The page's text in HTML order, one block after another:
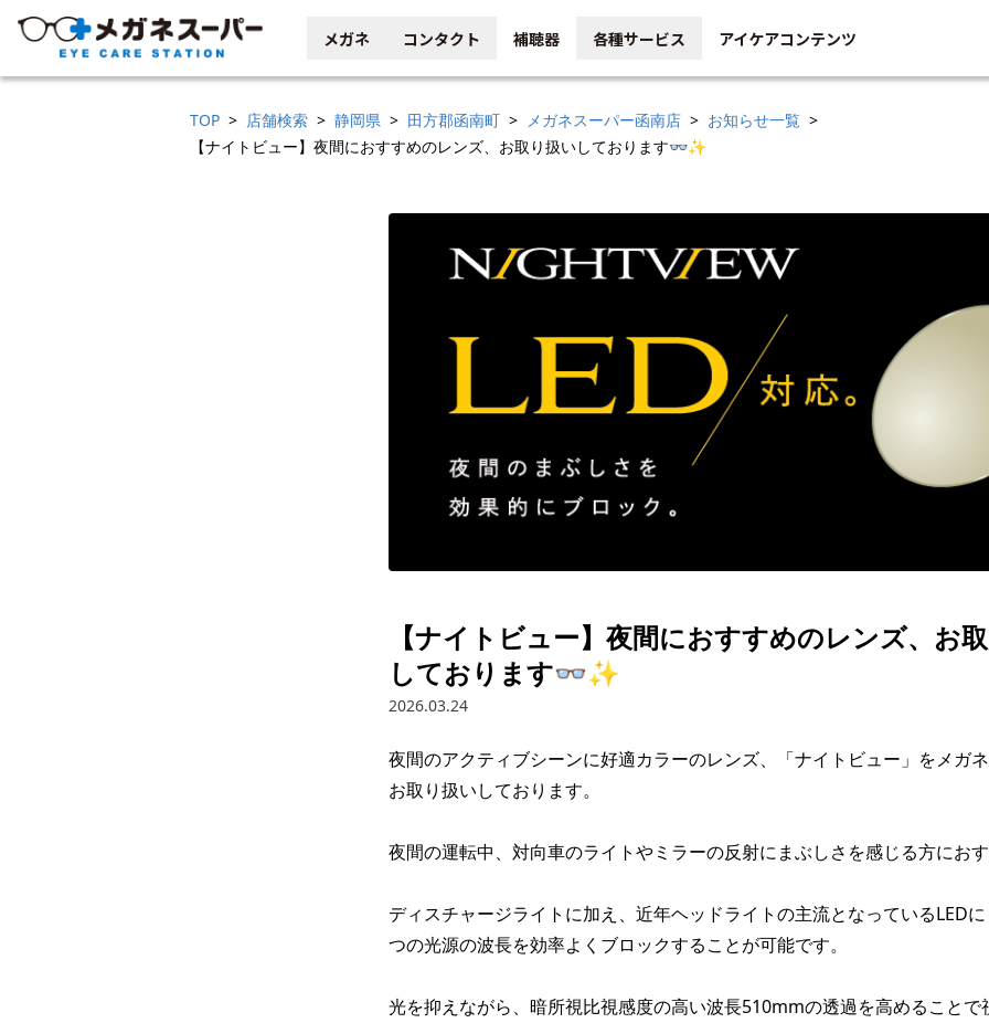
メガネ コンタクト 補聴器 各種サービス アイケアコンテンツ
TOP 店舗検索 静岡県 田方郡函南町 メガネスーパー函南店
お知らせ一覧
【ナイトビュー】夜間におすすめのレンズ、お取り扱いしております👓✨
【ナイトビュー】夜間におすすめのレンズ、お
しております👓✨
2026.03.24
夜間のアクティブシーンに好適カラーのレンズ、「ナイトビュー」をメガ
お取り扱いしております。
夜間の運転中、対向車のライトやミラーの反射にまぶしさを感じる方におす
ディスチャージライトに加え、近年ヘッドライトの主流となっているLEDに
つの光源の波長を効率よくブロックすることが可能です。
光を抑えながら、暗所視比視感度の高い波長510mmの透過を高めることで